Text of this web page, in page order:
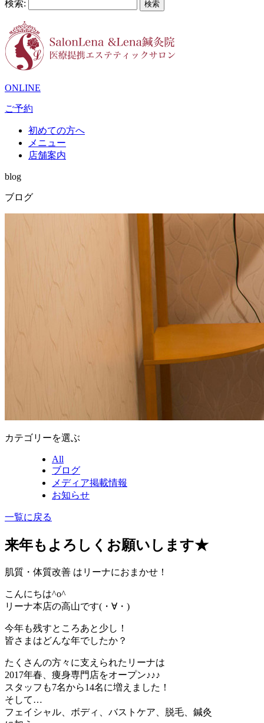
検索:
ONLINE
ご予約
初めての方へ
メニュー
店舗案内
blog
ブログ
カテゴリーを選ぶ
All
ブログ
メディア掲載情報
お知らせ
一覧に戻る
来年もよろしくお願いします★
肌質・体質改善 はリーナにおまかせ！
こんにちは^o^
リーナ本店の高山です(・∀・)
今年も残すところあと少し！
皆さまはどんな年でしたか？
たくさんの方々に支えられたリーナは
2017年春、痩身専門店をオープン♪♪♪
スタッフも7名から14名に増えました！
そして…
フェイシャル、ボディ、バストケア、脱毛、鍼灸